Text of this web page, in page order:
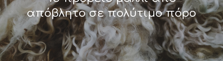
απόβλητο σε πολύτιμο πόρο